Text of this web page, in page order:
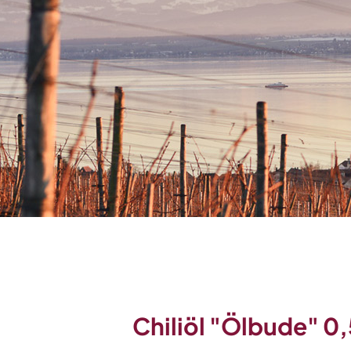
Chiliöl "Ölbude"